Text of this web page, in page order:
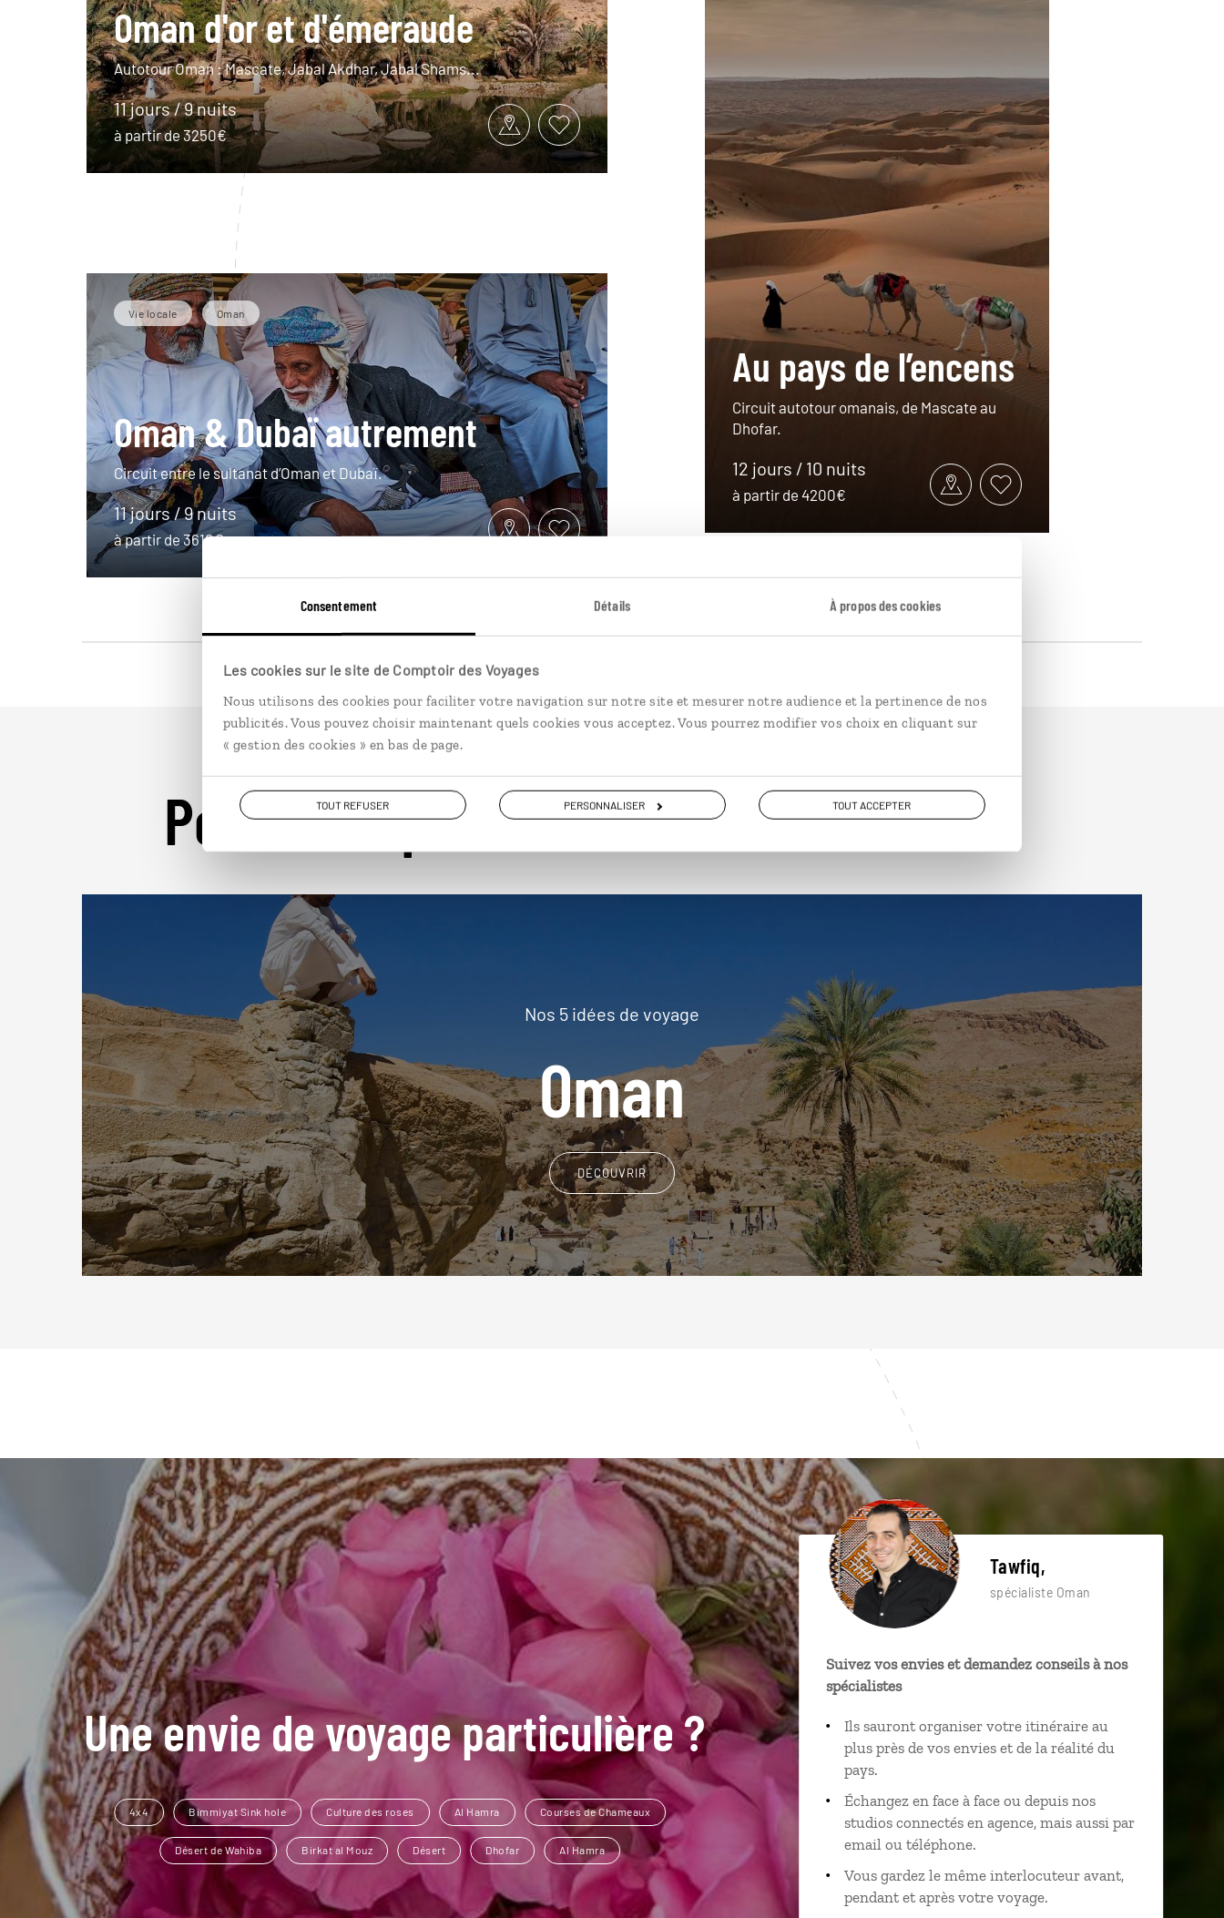
Consentement Détails À propos des cookies
Les cookies sur le site de Comptoir des Voyages
Nous utilisons des cookies pour faciliter votre navigation sur notre site et mesurer notre audience et la pertinence de nos
publicités. Vous pouvez choisir maintenant quels cookies vous acceptez. Vous pourrez modifier vos choix en cliquant sur
« gestion des cookies » en bas de page.
TOUT REFUSER PERSONNALISER TOUT ACCEPTER
Oman d'or et d'émeraude
Autotour Oman : Mascate, Jabal Akdhar, Jabal Shams...
11 jours / 9 nuits
à partir de 3250€
Vie locale Oman
Oman & Dubaï autrement
Circuit entre le sultanat d’Oman et Dubaï.
11 jours / 9 nuits
à partir de 3610€
Au pays de l’encens
Circuit autotour omanais, de Mascate au
Dhofar.
12 jours / 10 nuits
à partir de 4200€
Pour aller plus loin
Nos 5 idées de voyage
Oman
DÉCOUVRIR
Une envie de voyage particulière ?
4x4 Bimmiyat Sink hole Culture des roses Al Hamra Courses de Chameaux
Désert de Wahiba Birkat al Mouz Désert Dhofar Al Hamra
Tawfiq,
spécialiste Oman
Suivez vos envies et demandez conseils à nos
spécialistes
Ils sauront organiser votre itinéraire au
plus près de vos envies et de la réalité du
pays.
Échangez en face à face ou depuis nos
studios connectés en agence, mais aussi par
email ou téléphone.
Vous gardez le même interlocuteur avant,
pendant et après votre voyage.